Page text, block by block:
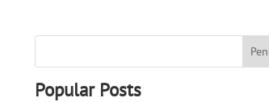
Popular Posts